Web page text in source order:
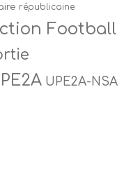
républicaine
Football
UPE2A-NSA